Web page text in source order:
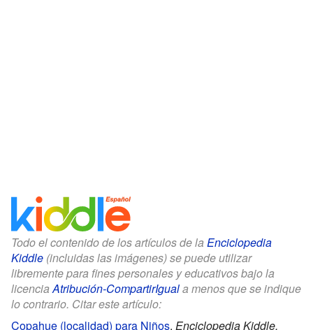
Todo el contenido de los artículos de la Enciclopedia
Kiddle (incluidas las imágenes) se puede utilizar
libremente para fines personales y educativos bajo la
licenciaAtribución-CompartirIguala menos que se indique
lo contrario. Citar este artículo:
Copahue (localidad) para Niños. Enciclopedia Kiddle.